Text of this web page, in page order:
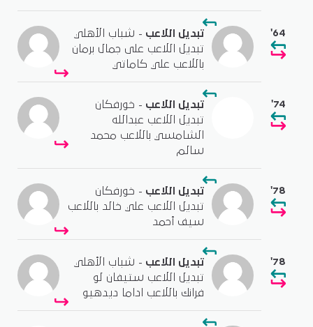
'64 تبديل اللاعب - شباب الأهلي
تبديل اللاعب على جمال برمان
باللاعب علي كاماتي
'74 تبديل اللاعب - خورفكان
تبديل اللاعب عبدالله
الشامسي باللاعب محمد
سالم
'78 تبديل اللاعب - خورفكان
تبديل اللاعب علي خالد باللاعب
سيف أحمد
'78 تبديل اللاعب - شباب الأهلي
تبديل اللاعب ستيفان لو
فرانك باللاعب اداما ديدهيو